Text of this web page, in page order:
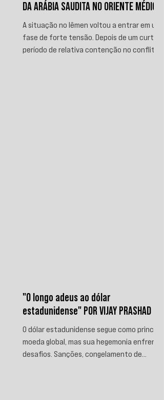
DA ARÁBIA SAUDITA NO ORIENTE MÉDIO
A situação no Iêmen voltou a entrar em uma
fase de forte tensão. Depois de um curto
período de relativa contenção no conflito,
"O longo adeus ao dólar
estadunidense" POR VIJAY PRASHAD
O dólar estadunidense segue como principal
moeda global, mas sua hegemonia enfrenta
desafios. Sanções, congelamento de